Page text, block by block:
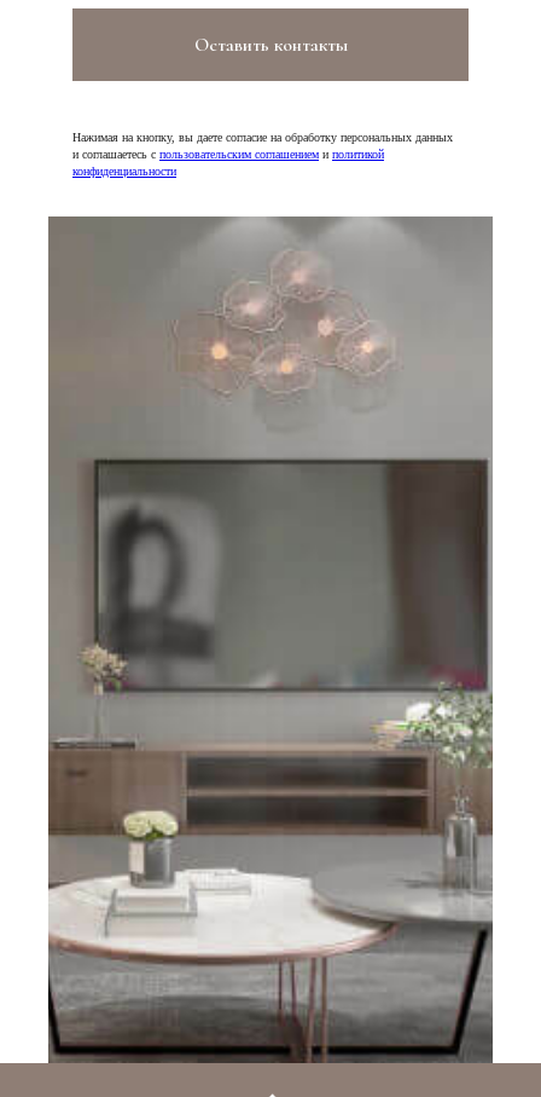
Оставить контакты
Нажимая на кнопку, вы даете согласие на обработку персональных данных
и соглашаетесь c пользовательским соглашением и политикой
конфиденциальности